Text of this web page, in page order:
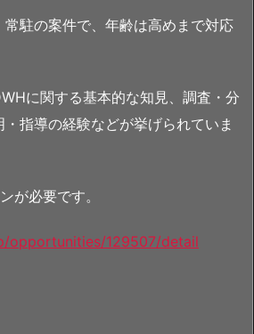
駐の案件で、年齢は高めまで対応
に関する基本的な知見、調査・分
指導の経験などが挙げられていま
が必要です。
opportunities/129507/detail